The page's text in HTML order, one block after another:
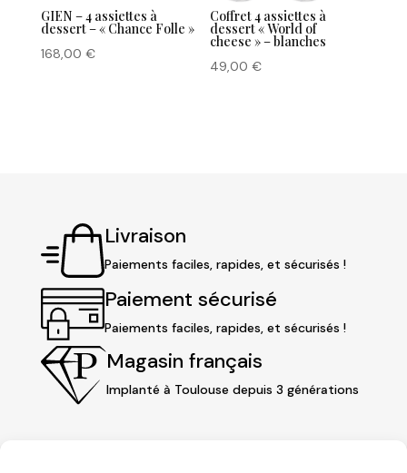
GIEN – 4 assiettes à
dessert – « Chance Folle »
168,00 €
Coffret 4 assiettes à
dessert « World of
cheese » – blanches
49,00€
Livraison
Paiements faciles, rapides, et sécurisés !
Paiement sécurisé
Paiements faciles, rapides, et sécurisés !
Magasin français
Implanté à Toulouse depuis 3 générations